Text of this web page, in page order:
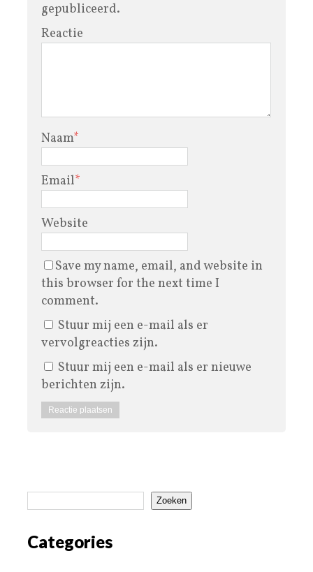
gepubliceerd.
Reactie
Naam*
Email*
Website
Save my name, email, and website in
this browser for the next time I
comment.
Stuur mij een e-mail als er
vervolgreacties zijn.
Stuur mij een e-mail als er nieuwe
berichten zijn.
Zoeken
Categories